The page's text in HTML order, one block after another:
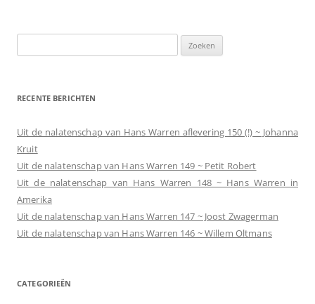
naar:
RECENTE BERICHTEN
Uit de nalatenschap van Hans Warren aflevering 150 (!) ~ Johanna
Kruit
Uit de nalatenschap van Hans Warren 149 ~ Petit Robert
Uit de nalatenschap van Hans Warren 148 ~ Hans Warren in
Amerika
Uit de nalatenschap van Hans Warren 147 ~ Joost Zwagerman
Uit de nalatenschap van Hans Warren 146 ~ Willem Oltmans
CATEGORIEËN